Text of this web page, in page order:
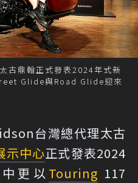
古鼎翰正式發表2024年式新
Glide與Road Glide迎來
台灣總代理太古
示中心正式發表2024
更以 Touring 117